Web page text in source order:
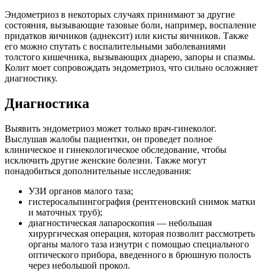
Эндометриоз в некоторых случаях принимают за другие
состояния, вызывающие тазовые боли, например, воспаление
придатков яичников (аднексит) или кисты яичников. Также
его можно спутать с воспалительными заболеваниями
толстого кишечника, вызывающих диарею, запоры и спазмы.
Колит моет сопровождать эндометриоз, что сильно осложняет
диагностику.
Диагностика
Выявить эндометриоз может только врач-гинеколог.
Выслушав жалобы пациентки, он проведет полное
клиническое и гинекологическое обследование, чтобы
исключить другие женские болезни. Также могут
понадобиться дополнительные исследования:
УЗИ органов малого таза;
гистеросальпингография (рентгеновский снимок матки
и маточных труб);
диагностическая лапароскопия — небольшая
хирургическая операция, которая позволит рассмотреть
органы малого таза изнутри с помощью специального
оптического прибора, введенного в брюшную полость
через небольшой прокол.